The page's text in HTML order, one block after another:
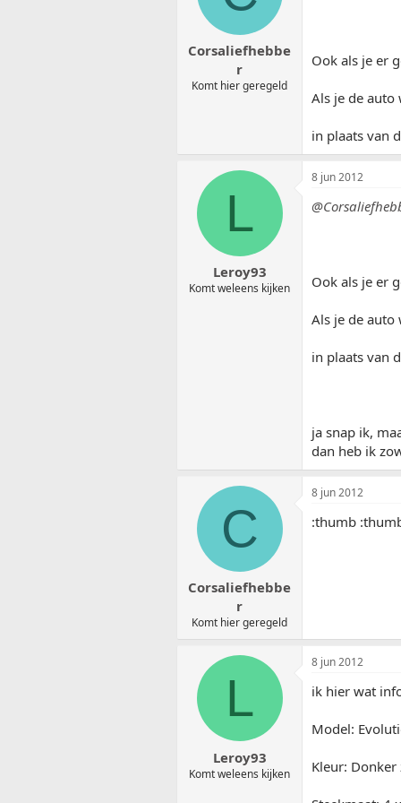
Corsaliefhebbe
r
Komt hier geregeld
Ook als je er
Als je de
in plaats van
L
Leroy93
Komt weleens kijken
8 jun 2012
Ook als je er
Als je de
in plaats van
ja snap ik,
dan heb ik
C
Corsaliefhebbe
r
Komt hier geregeld
8 jun 2012
:thumb
L
Leroy93
Komt weleens kijken
8 jun 2012
ik hier wat
Model:
Kleur: